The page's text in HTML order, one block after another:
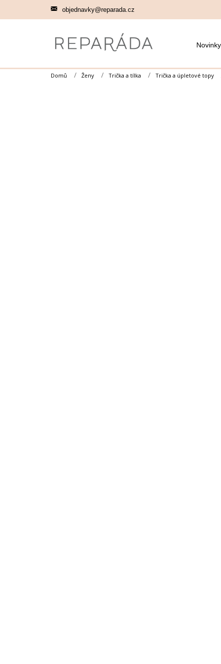
objednavky@reparada.cz
Novinky
Domů Ženy Trička a tílka Trička a úpletové topy